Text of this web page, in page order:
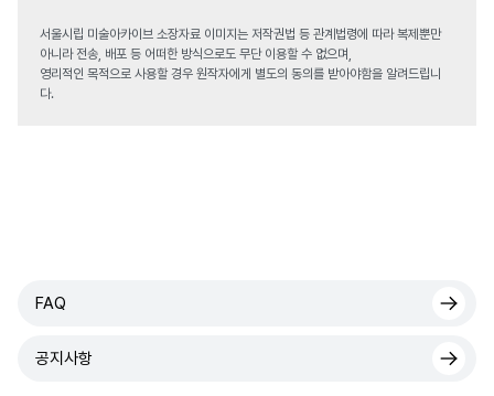
서울시립 미술아카이브 소장자료 이미지는 저작권법 등 관계법령에 따라 복제뿐만
아니라 전송, 배포 등 어떠한 방식으로도 무단 이용할 수 없으며,
영리적인 목적으로 사용할 경우 원작자에게 별도의 동의를 받아야함을 알려드립니
다.
FAQ
공지사항